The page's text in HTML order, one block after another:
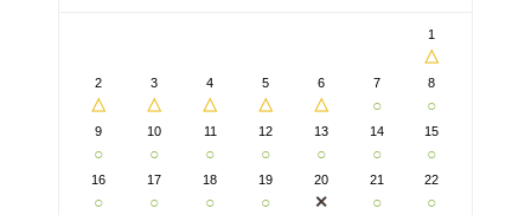
1
△
2
△
3
△
4
△
5
△
6
△
7
○
8
○
9
○
10
○
11
○
12
○
13
○
14
○
15
○
16
○
17
○
18
○
19
○
20
✕
21
○
22
○